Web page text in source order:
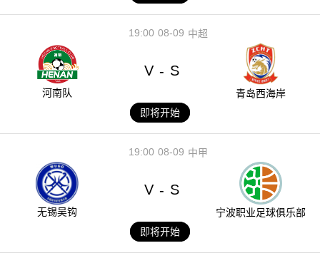
08-09
19:00 中超
河南队
V - S
青岛西海岸
即将开始
08-09
19:00 中甲
无锡吴钩
V - S
宁波职业足球俱乐部
即将开始